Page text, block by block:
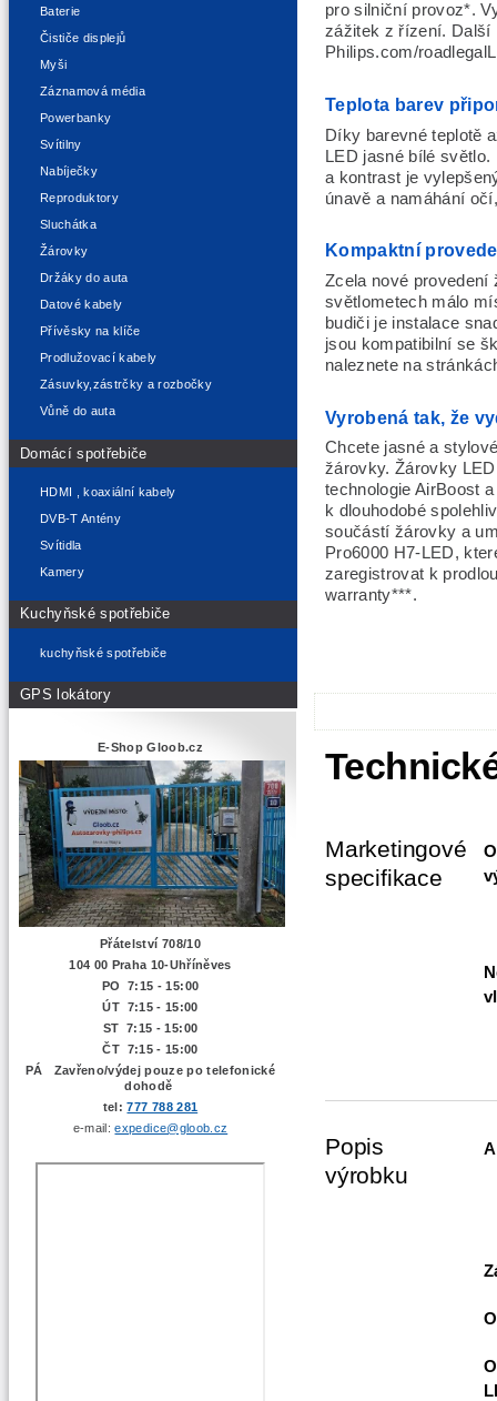
Baterie
Čističe displejů
Myši
Záznamová média
Powerbanky
Svítilny
Nabíječky
Reproduktory
Sluchátka
Žárovky
Držáky do auta
Datové kabely
Přívěsky na klíče
Prodlužovací kabely
Zásuvky,zástrčky a rozbočky
Vůně do auta
Domácí spotřebiče
HDMI , koaxiální kabely
DVB-T Antény
Svítidla
Kamery
Kuchyňské spotřebiče
kuchyňské spotřebiče
GPS lokátory
E-Shop Gloob.cz
Přátelství 708/10
104 00 Praha 10-Uhříněves
PO 7:15 - 15:00
ÚT 7:15 - 15:00
ST 7:15 - 15:00
ČT 7:15 - 15:00
PÁ Zavřeno/výdej pouze po telefonické
dohodě
tel:777 788 281
e-mail:expedice@gloob.cz
pro silniční provoz*.
zážitek z řízení. Další
Philips.com/
Teplota barev
Díky barevné teplotě
LED jasné bílé
a kontrast je
únavě a namáhání
Kompaktní
Zcela nové provedení
světlometech málo
budiči je instalace
jsou kompatibilní se
naleznete na
Vyrobená tak, že
Chcete jasné a
žárovky. Žárovky
technologie AirBoost
k dlouhodobé
součástí žárovky a
Pro6000 H7-LED,
zaregistrovat k
warranty***.
Marketingové
specifikace
Popis
výrobku